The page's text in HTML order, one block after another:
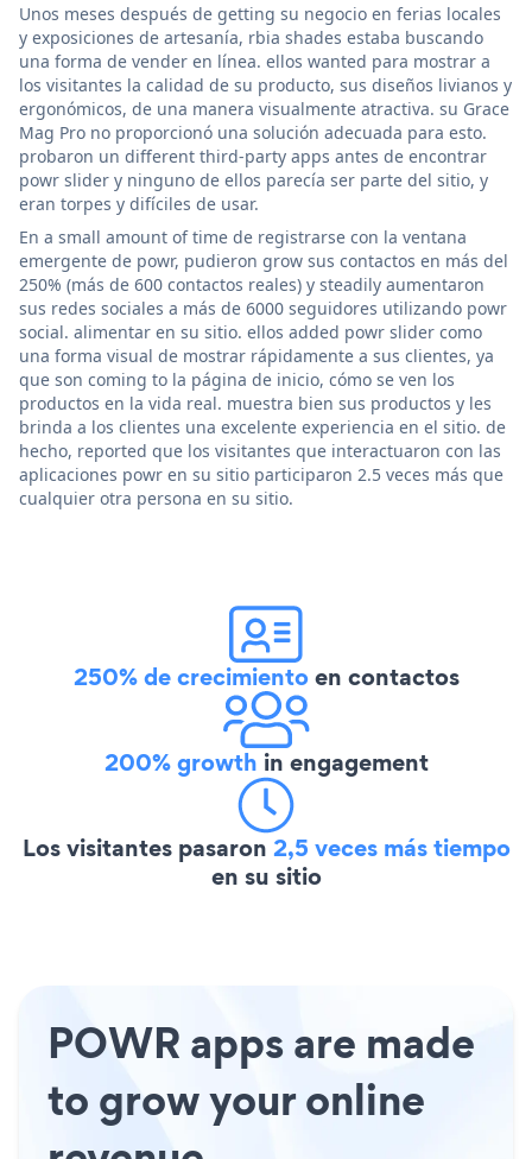
Unos meses después de getting su negocio en ferias locales
y exposiciones de artesanía, rbia shades estaba buscando
una forma de vender en línea. ellos wanted para mostrar a
los visitantes la calidad de su producto, sus diseños livianos y
ergonómicos, de una manera visualmente atractiva. su Grace
Mag Pro no proporcionó una solución adecuada para esto.
probaron un different third-party apps antes de encontrar
powr slider y ninguno de ellos parecía ser parte del sitio, y
eran torpes y difíciles de usar.
En a small amount of time de registrarse con la ventana
emergente de powr, pudieron grow sus contactos en más del
250% (más de 600 contactos reales) y steadily aumentaron
sus redes sociales a más de 6000 seguidores utilizando powr
social. alimentar en su sitio. ellos added powr slider como
una forma visual de mostrar rápidamente a sus clientes, ya
que son coming to la página de inicio, cómo se ven los
productos en la vida real. muestra bien sus productos y les
brinda a los clientes una excelente experiencia en el sitio. de
hecho, reported que los visitantes que interactuaron con las
aplicaciones powr en su sitio participaron 2.5 veces más que
cualquier otra persona en su sitio.
250% de crecimientoen contactos
200% growth in engagement
Los visitantes pasaron 2,5 veces más tiempo
en su sitio
POWR apps are made
to grow your online